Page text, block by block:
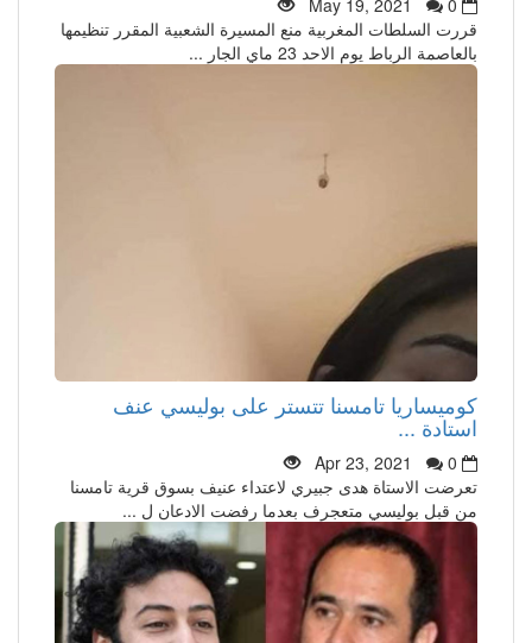
May 19, 2021
0
قررت السلطات المغربية منع المسيرة الشعبية المقرر تنظيمها
بالعاصمة الرباط يوم الاحد 23 ماي الجار ...
كوميساريا تامسنا تتستر على بوليسي عنف
استادة ...
Apr 23, 2021
0
تعرضت الاستاة هدى جبيري لاعتداء عنيف بسوق قرية تامسنا
من قبل بوليسي متعجرف بعدما رفضت الادعان ل ...